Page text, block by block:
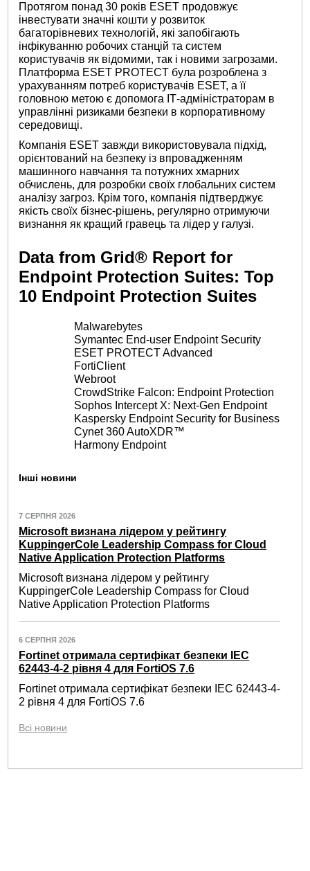
Протягом понад 30 років ESET продовжує
інвестувати значні кошти у розвиток
багаторівневих технологій, які запобігають
інфікуванню робочих станцій та систем
користувачів як відомими, так і новими загрозами.
Платформа ESET PROTECT була розроблена з
урахуванням потреб користувачів ESET, а її
головною метою є допомога ІТ-адміністраторам в
управлінні ризиками безпеки в корпоративному
середовищі.
Компанія ESET завжди використовувала підхід,
орієнтований на безпеку із впровадженням
машинного навчання та потужних хмарних
обчислень, для розробки своїх глобальних систем
аналізу загроз. Крім того, компанія підтверджує
якість своїх бізнес-рішень, регулярно отримуючи
визнання як кращий гравець та лідер у галузі.
Data from Grid® Report for
Endpoint Protection Suites: Top
10 Endpoint Protection Suites
Malwarebytes
Symantec End-user Endpoint Security
ESET PROTECT Advanced
FortiClient
Webroot
CrowdStrike Falcon: Endpoint Protection
Sophos Intercept X: Next-Gen Endpoint
Kaspersky Endpoint Security for Business
Cynet 360 AutoXDR™
Harmony Endpoint
Інші новини
7 СЕРПНЯ 2026
Microsoft визнана лідером у рейтингу
KuppingerCole Leadership Compass for Cloud
Native Application Protection Platforms
Microsoft визнана лідером у рейтингу
KuppingerCole Leadership Compass for Cloud
Native Application Protection Platforms
6 СЕРПНЯ 2026
Fortinet отримала сертифікат безпеки IEC
62443-4-2 рівня 4 для FortiOS 7.6
Fortinet отримала сертифікат безпеки IEC 62443-4-
2 рівня 4 для FortiOS 7.6
Всі новини